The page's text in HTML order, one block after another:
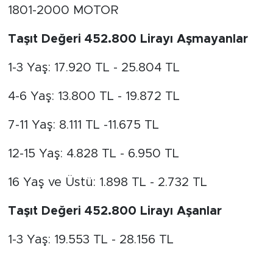
1801-2000 MOTOR
Taşıt Değeri 452.800 Lirayı Aşmayanlar
1-3 Yaş: 17.920 TL - 25.804 TL
4-6 Yaş: 13.800 TL - 19.872 TL
7-11 Yaş: 8.111 TL -11.675 TL
12-15 Yaş: 4.828 TL - 6.950 TL
16 Yaş ve Üstü: 1.898 TL - 2.732 TL
Taşıt Değeri 452.800 Lirayı Aşanlar
1-3 Yaş: 19.553 TL - 28.156 TL